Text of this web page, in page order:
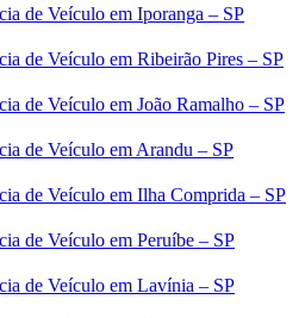
de Veículo em Iporanga – SP
de Veículo em Ribeirão Pires – SP
de Veículo em João Ramalho – SP
de Veículo em Arandu – SP
de Veículo em Ilha Comprida – SP
de Veículo em Peruíbe – SP
de Veículo em Lavínia – SP